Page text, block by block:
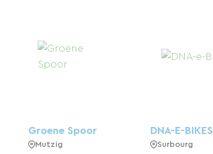
Groene Spoor
Mutzig
DNA-E-BIKES
Surbourg